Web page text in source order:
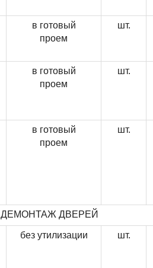
в готовый
проем
шт.
в готовый
проем
шт.
в готовый
проем
шт.
ДЕМОНТАЖ ДВЕРЕЙ
без утилизации шт.